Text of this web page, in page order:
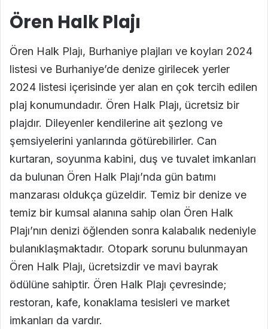
Ören Halk Plajı
Ören Halk Plajı, Burhaniye plajları ve koyları 2024
listesi ve Burhaniye’de denize girilecek yerler
2024 listesi içerisinde yer alan en çok tercih edilen
plaj konumundadır. Ören Halk Plajı, ücretsiz bir
plajdır. Dileyenler kendilerine ait şezlong ve
şemsiyelerini yanlarında götürebilirler. Can
kurtaran, soyunma kabini, duş ve tuvalet imkanları
da bulunan Ören Halk Plajı’nda gün batımı
manzarası oldukça güzeldir. Temiz bir denize ve
temiz bir kumsal alanına sahip olan Ören Halk
Plajı’nın denizi öğlenden sonra kalabalık nedeniyle
bulanıklaşmaktadır. Otopark sorunu bulunmayan
Ören Halk Plajı, ücretsizdir ve mavi bayrak
ödülüne sahiptir. Ören Halk Plajı çevresinde;
restoran, kafe, konaklama tesisleri ve market
imkanları da vardır.